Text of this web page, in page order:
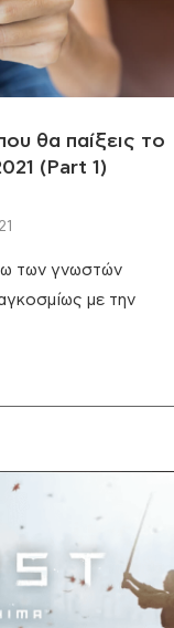
θα παίξεις το
(Part 1)
των γνωστών
με την